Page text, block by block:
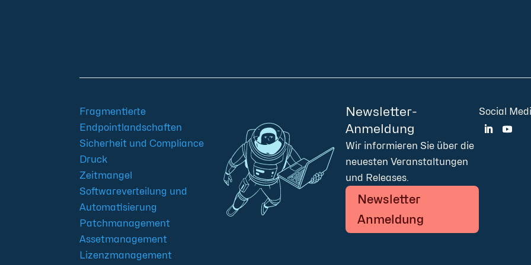
Fragmentierte
Endpointlandschaften
Sicherheit und Compliance
Druck
Zeitmangel
Softwareverteilung und
Automatisierung
Patchmanagement
Assetmanagement
Lizenzmanagement
Newsletter-
Anmeldung
Wir informieren Sie über die
neuesten Veranstaltungen
und Releases.
Newsletter
Anmeldung
Social